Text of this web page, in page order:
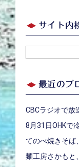
サイト内
索:
最近のブ
CBCラジオで放
8月31日OHKで
てのべ焼きそば
麺工房さかもと